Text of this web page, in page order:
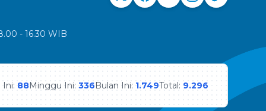
- 16.30 WIB
Ini: 88Minggu Ini: 336Bulan Ini: 1.749Total: 9.296